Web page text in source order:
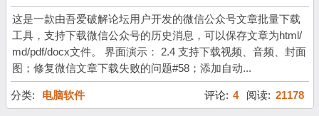
这是一款由吾爱破解论坛用户开发的微信公众号文章批量下载
工具，支持下载微信公众号的历史消息，可以保存文章为html/
md/pdf/docx文件。 界面演示： 2.4 支持下载视频、音频、封面
图；修复微信文章下载失败的问题#58；添加自动...
分类: 电脑软件 评论: 4 阅读: 21178